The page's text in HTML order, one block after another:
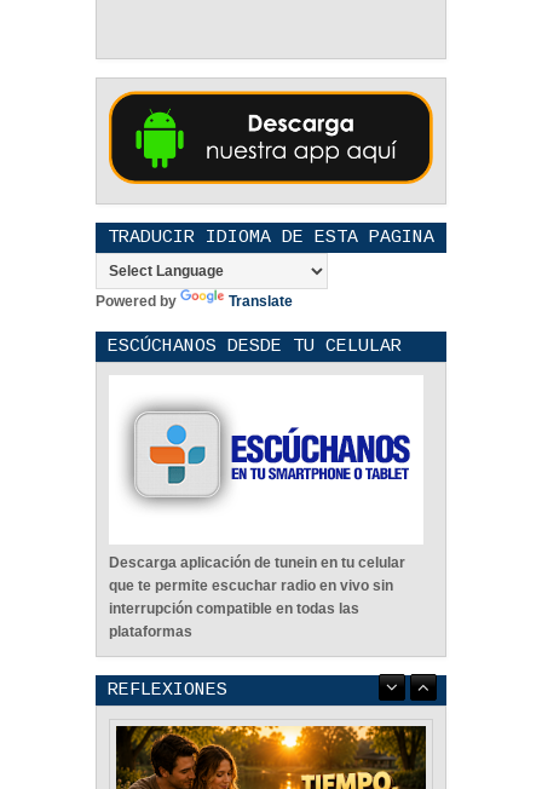
Powered by
que te permite escuchar radio en vivo sin
interrupción compatible en todas las
plataformas